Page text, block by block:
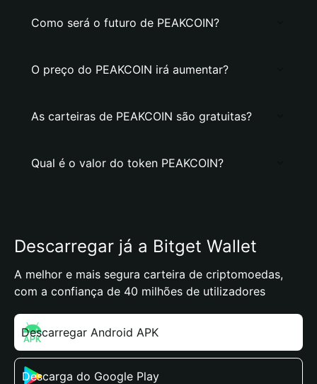
Como será o futuro de PEAKCOIN?
O preço do PEAKCOIN irá aumentar?
As carteiras de PEAKCOIN são gratuitas?
Qual é o valor do token PEAKCOIN?
Descarregar já a Bitget Wallet
A melhor e mais segura carteira de criptomoedas,
com a confiança de 40 milhões de utilizadores
Descarregar Android APK
Descarga do Google Play